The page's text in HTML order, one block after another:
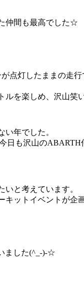
仲間も最高でした☆
点灯したままの走
を楽しめ、沢山笑
年でした。
も沢山の
と考えています。
ットイベントが企
ました(^_-)-☆